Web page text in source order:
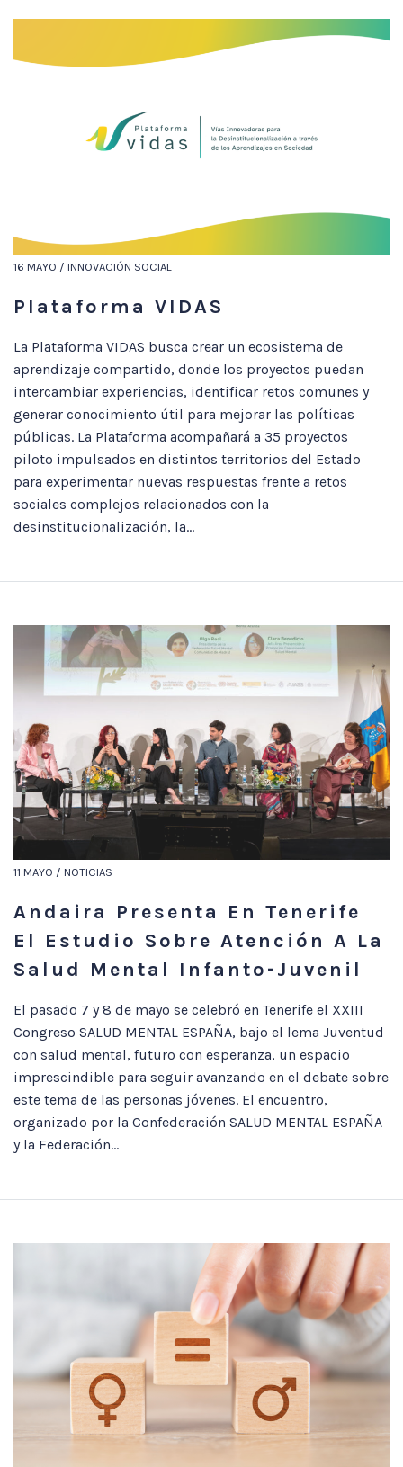
16 MAYO / INNOVACIÓN SOCIAL
Plataforma VIDAS
La Plataforma VIDAS busca crear un ecosistema de
aprendizaje compartido, donde los proyectos puedan
intercambiar experiencias, identificar retos comunes y
generar conocimiento útil para mejorar las políticas
públicas. La Plataforma acompañará a 35 proyectos
piloto impulsados en distintos territorios del Estado
para experimentar nuevas respuestas frente a retos
sociales complejos relacionados con la
desinstitucionalización, la...
11 MAYO / NOTICIAS
Andaira Presenta En Tenerife
El Estudio Sobre Atención A La
Salud Mental Infanto-Juvenil
El pasado 7 y 8 de mayo se celebró en Tenerife el XXIII
Congreso SALUD MENTAL ESPAÑA, bajo el lema Juventud
con salud mental, futuro con esperanza, un espacio
imprescindible para seguir avanzando en el debate sobre
este tema de las personas jóvenes. El encuentro,
organizado por la Confederación SALUD MENTAL ESPAÑA
y la Federación...